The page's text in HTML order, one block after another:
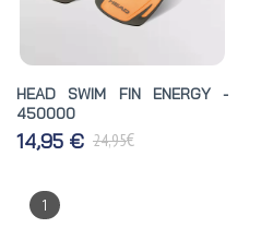
HEAD SWIM FIN ENERGY -
450000
14,95 € 24,95€
1